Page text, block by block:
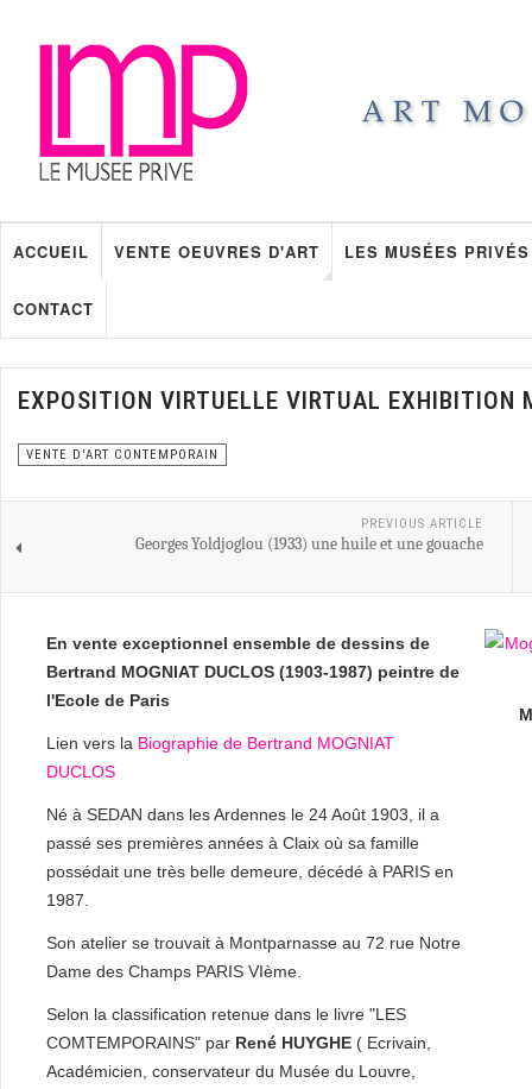
ACCUEIL VENTE OEUVRES D'ART LES MUSÉES PRIVÉS
CONTACT
EXPOSITION VIRTUELLE VIRTUAL
VENTE D'ART CONTEMPORAIN
PREVIOUS ARTICLE
Georges Yoldjoglou (1933) une huile et une gouache
En vente exceptionnel ensemble de dessins de
Bertrand MOGNIAT DUCLOS (1903-1987) peintre de
l'Ecole de Paris
Lien vers la Biographie de Bertrand MOGNIAT
DUCLOS
Né à SEDAN dans les Ardennes le 24 Août 1903, il a
passé ses premières années à Claix où sa famille
possédait une très belle demeure, décédé à PARIS en
1987.
Son atelier se trouvait à Montparnasse au 72 rue Notre
Dame des Champs PARIS VIème.
Selon la classification retenue dans le livre "LES
COMTEMPORAINS" par René HUYGHE ( Ecrivain,
Académicien, conservateur du Musée du Louvre,